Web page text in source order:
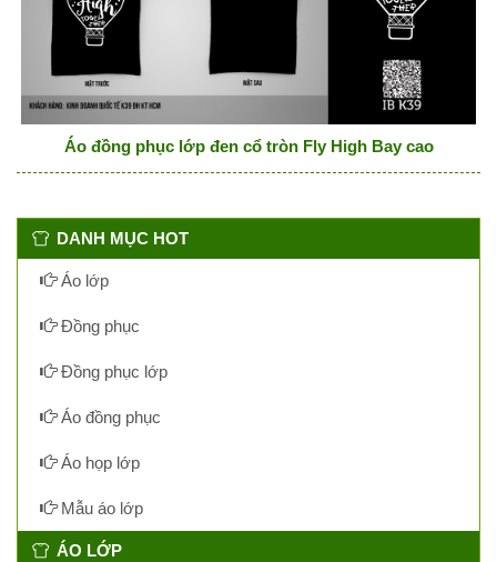
Áo đồng phục lớp đen cổ tròn Fly High Bay cao
DANH MỤC HOT
Áo lớp
Đồng phục
Đồng phục lớp
Áo đồng phục
Áo họp lớp
Mẫu áo lớp
ÁO LỚP